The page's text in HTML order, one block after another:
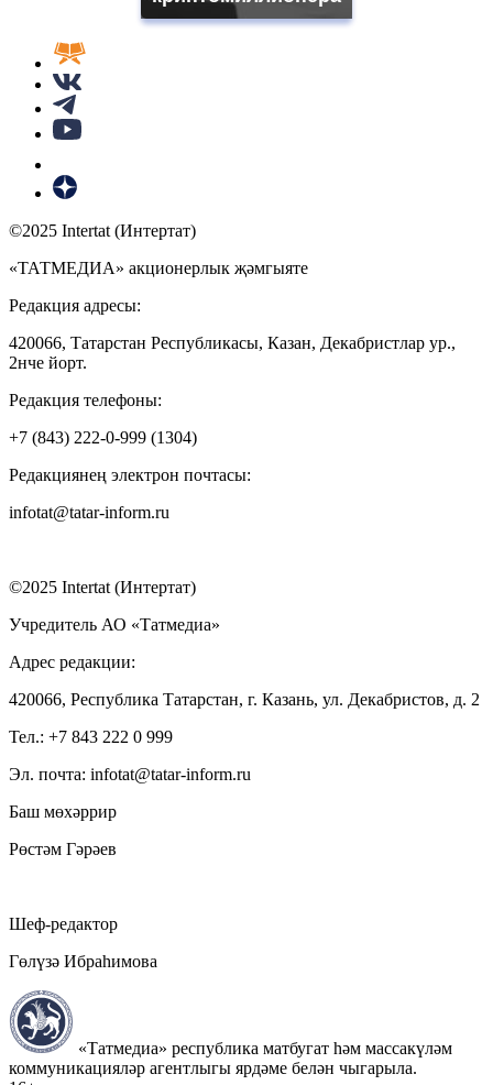
©2025 Intertat (Интертат)
«ТАТМЕДИА» акционерлык җәмгыяте
Редакция адресы:
420066, Татарстан Республикасы, Казан, Декабристлар ур.,
2нче йорт.
Редакция телефоны:
+7 (843) 222-0-999 (1304)
Редакциянең электрон почтасы:
infotat@tatar-inform.ru
©2025 Intertat (Интертат)
Учредитель АО «Татмедиа»
Адрес редакции:
420066, Республика Татарстан, г. Казань, ул. Декабристов, д. 2
Тел.: +7 843 222 0 999
Эл. почта: infotat@tatar-inform.ru
Баш мөхәррир
Рөстәм Гәрәев
Шеф-редактор
Гөлүзә Ибраһимова
«Татмедиа» республика матбугат һәм массакүләм
коммуникацияләр агентлыгы ярдәме белән чыгарыла.